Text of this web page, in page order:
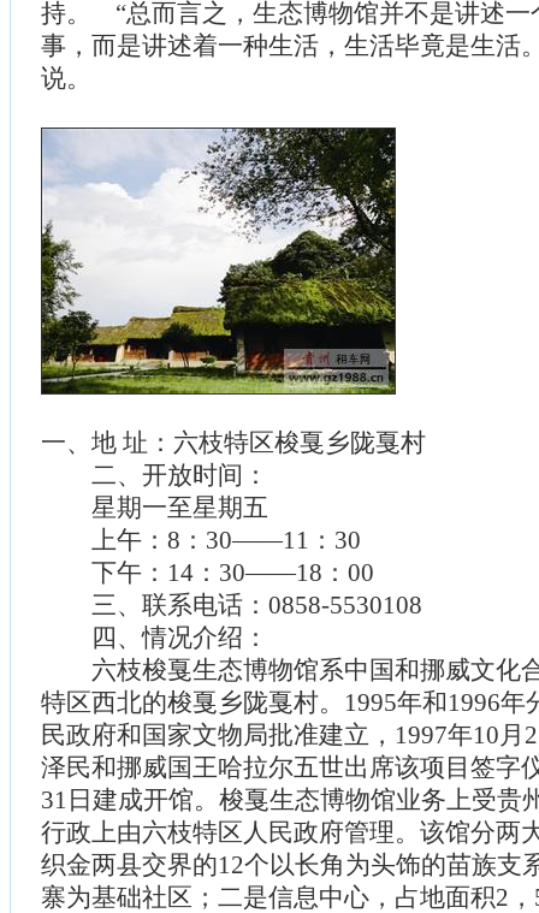
持。 “总而言之，生态博物馆并不是讲述一
事，而是讲述着一种生活，生活毕竟是生活
说。
一、地 址：六枝特区梭戛乡陇戛村
二、开放时间：
星期一至星期五
上午：8：30——11：30
下午：14：30——18：00
三、联系电话：0858-5530108
四、情况介绍：
六枝梭戛生态博物馆系中国和挪威文化
特区西北的梭戛乡陇戛村。1995年和1996年
民政府和国家文物局批准建立，1997年10月
泽民和挪威国王哈拉尔五世出席该项目签字
31日建成开馆。梭戛生态博物馆业务上受贵
行政上由六枝特区人民政府管理。该馆分两
织金两县交界的12个以长角为头饰的苗族支
寨为基础社区；二是信息中心，占地面积2